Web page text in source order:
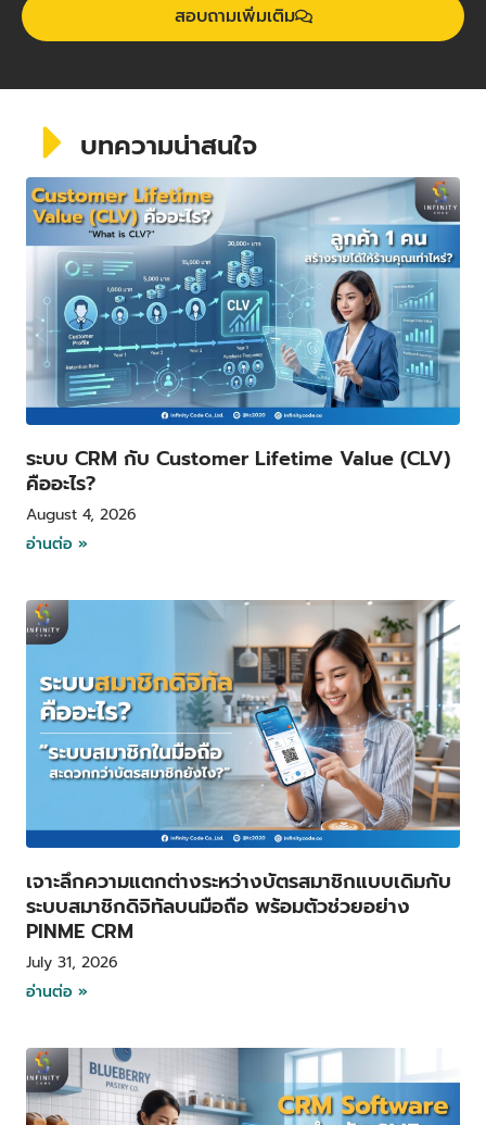
สอบถามเพิ่มเติม
บทความน่าสนใจ
ระบบ CRM กับ Customer Lifetime Value (CLV)
คืออะไร?
August 4, 2026
อ่านต่อ »
เจาะลึกความแตกต่างระหว่างบัตรสมาชิกแบบเดิมกับ
ระบบสมาชิกดิจิทัลบนมือถือ พร้อมตัวช่วยอย่าง
PINME CRM
July 31, 2026
อ่านต่อ »
P
a
g
e
P
a
g
e
a
g
e
a
e